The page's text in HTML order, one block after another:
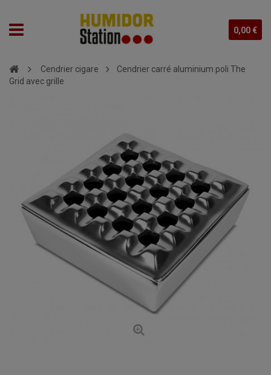
0,00 €
Cendrier cigare
Cendrier carré aluminium poli The
Grid avec grille